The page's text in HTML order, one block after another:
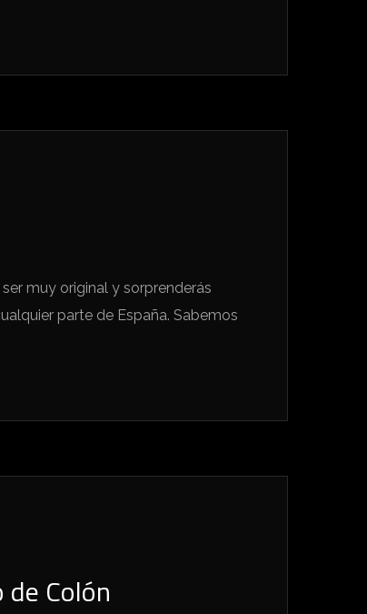
muy original y sorprenderás
parte de España. Sabemos
Colón